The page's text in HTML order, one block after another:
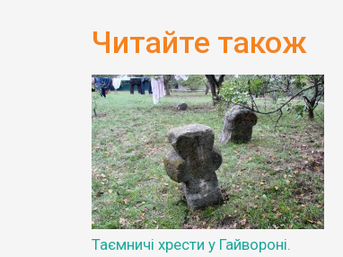
Читайте також
Таємничі хрести у Гайвороні.